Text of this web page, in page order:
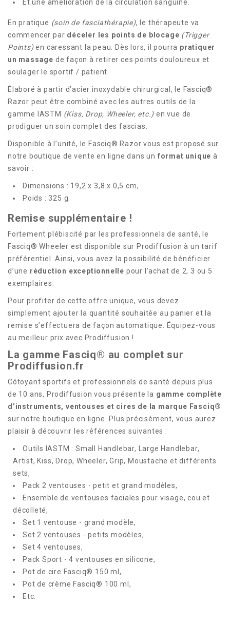
Et une amélioration de la circulation sanguine.
En pratique (soin de fasciathérapie), le thérapeute va
commencer par déceler les points de blocage (Trigger
Points)en caressant la peau. Dès lors, il pourra pratiquer
un massage de façon à retirer ces points douloureux et
soulager le sportif / patient.
Élaboré à partir d’acier inoxydable chirurgical, le Fasciq®
Razor peut être combiné avec les autres outils de la
gamme IASTM (Kiss, Drop, Wheeler, etc.) en vue de
prodiguer un soin complet des fascias.
Disponible à l’unité, le Fasciq® Razor vous est proposé sur
notre boutique de vente en ligne dans un format unique à
savoir :
Dimensions : 19,2 x 3,8 x 0,5 cm,
Poids : 325 g.
Remise supplémentaire !
Fortement plébiscité par les professionnels de santé, le
Fasciq® Wheeler est disponible sur Prodiffusion à un tarif
préférentiel. Ainsi, vous avez la possibilité de bénéficier
d’une réduction exceptionnelle pour l’achat de 2, 3 ou 5
exemplaires.
Pour profiter de cette offre unique, vous devez
simplement ajouter la quantité souhaitée au panier et la
remise s’effectuera de façon automatique. Équipez-vous
au meilleur prix avec Prodiffusion !
La gamme Fasciq® au complet sur
Prodiffusion.fr
Côtoyant sportifs et professionnels de santé depuis plus
de 10 ans, Prodiffusion vous présente la gamme complète
d’instruments, ventouses et cires de la marque Fasciq®
sur notre boutique en ligne. Plus précisément, vous aurez
plaisir à découvrir les références suivantes :
Outils IASTM : Small Handlebar, Large Handlebar,
Artist, Kiss, Drop, Wheeler, Grip, Moustache et différents
sets,
Pack 2 ventouses - petit et grand modèles,
Ensemble de ventouses faciales pour visage, cou et
décolleté,
Set 1 ventouse - grand modèle,
Set 2 ventouses - petits modèles,
Set 4 ventouses,
Pack Sport - 4 ventouses en silicone,
Pot de cire Fasciq® 150 ml,
Pot de crème Fasciq® 100 ml,
Etc.